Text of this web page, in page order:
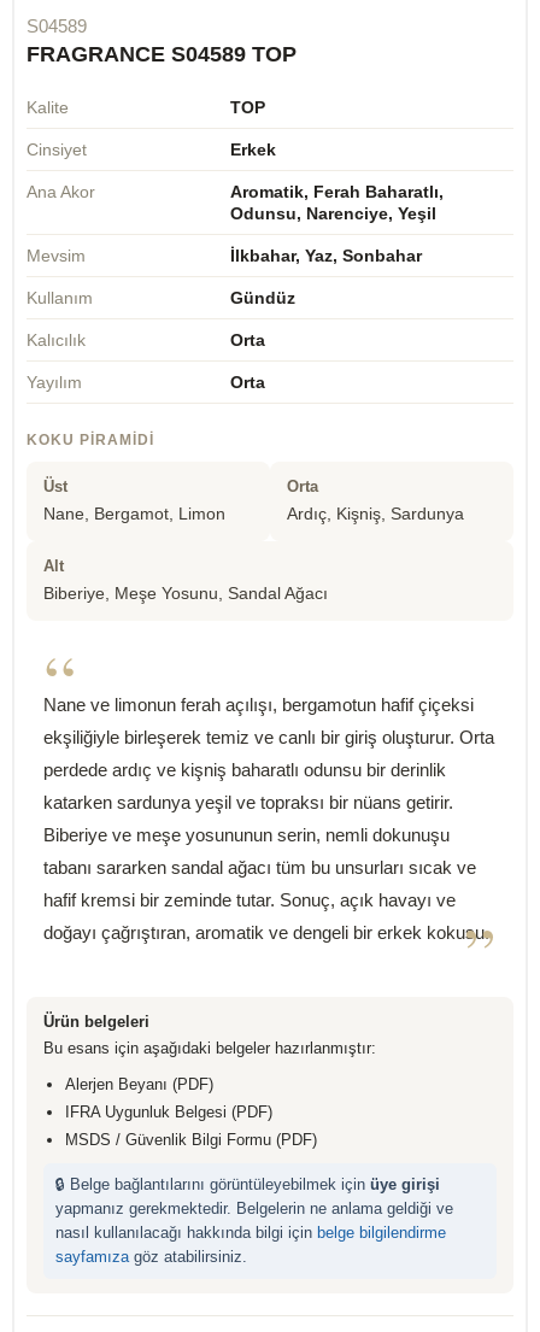
S04589
FRAGRANCE S04589 TOP
Kalite TOP
Cinsiyet Erkek
Ana Akor
Aromatik, Ferah Baharatlı,
Odunsu, Narenciye, Yeşil
Mevsim İlkbahar, Yaz, Sonbahar
Kullanım Gündüz
Kalıcılık Orta
Yayılım Orta
KOKU PIRAMIDI
Üst
Nane, Bergamot, Limon
Orta
Ardıç, Kişniş, Sardunya
Alt
Biberiye, Meşe Yosunu, Sandal Ağacı
“
Nane ve limonun ferah açılışı, bergamotun hafif çiçeksi
ekşiliğiyle birleşerek temiz ve canlı bir giriş oluşturur. Orta
perdede ardıç ve kişniş baharatlı odunsu bir derinlik
katarken sardunya yeşil ve topraksı bir nüans getirir.
Biberiye ve meşe yosununun serin, nemli dokunuşu
tabanı sararken sandal ağacı tüm bu unsurları sıcak ve
hafif kremsi bir zeminde tutar. Sonuç, açık havayı ve
doğayı çağrıştıran, aromatik ve dengeli bir erkek kokusu.
”
Ürün belgeleri
Bu esans için aşağıdaki belgeler hazırlanmıştır:
Alerjen Beyanı (PDF)
IFRA Uygunluk Belgesi (PDF)
MSDS / Güvenlik Bilgi Formu (PDF)
🔒 Belge bağlantılarını görüntüleyebilmek için üye girişi
yapmanız gerekmektedir. Belgelerin ne anlama geldiği ve
nasıl kullanılacağı hakkında bilgi için belge bilgilendirme
sayfamızagöz atabilirsiniz.